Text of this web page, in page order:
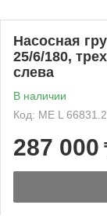
Насосная
25/6/180,
слева
В наличии
Код: ME L
287 000